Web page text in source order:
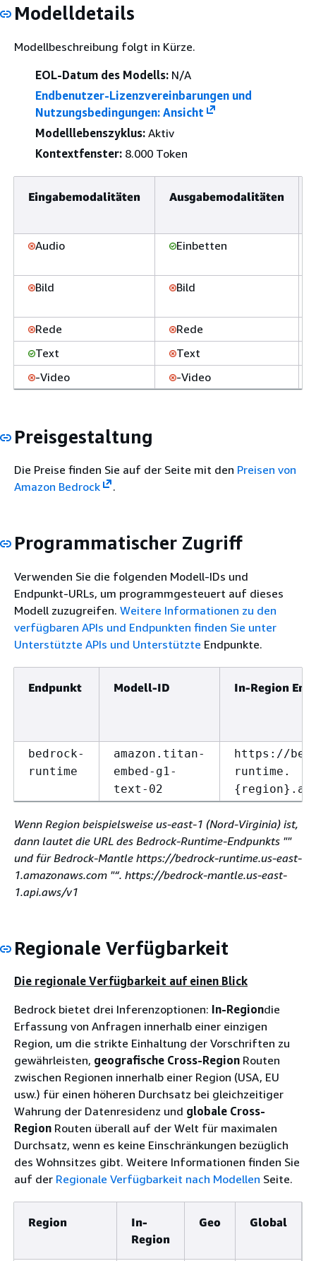
Modelldetails
Modellbeschreibung folgt in Kürze.
EOL-Datum des Modells: N/A
Endbenutzer-Lizenzvereinbarungen und
Nutzungsbedingungen: Ansicht
Modelllebenszyklus: Aktiv
Kontextfenster: 8.000 Token
Eingabemodalitäten Ausgabemodalitäten
Audio Einbetten
Bild Bild
Rede
Rede
Text
Text
-Video
-Video
Preisgestaltung
Die Preise finden Sie auf der Seite mit den Preisen von
Amazon Bedrock
.
Programmatischer Zugriff
Verwenden Sie die folgenden Modell-IDs und
Endpunkt-URLs, um programmgesteuert auf dieses
Modell zuzugreifen. Weitere Informationen zu den
verfügbaren APIs und Endpunkten finden Sie unter
Unterstützte APIs und Unterstützte Endpunkte.
Endpunkt Modell-ID In-Region
bedrock-
runtime
amazon.titan-
embed-g1-
text-02
https://
runtime.
{
Wenn Region beispielsweise us-east-1 (Nord-Virginia) ist,
dann lautet die URL des Bedrock-Runtime-Endpunkts ""
und für Bedrock-Mantle https://bedrock-runtime.us-east-
1.amazonaws.com "“. https://bedrock-mantle.us-east-
1.api.aws/v1
Regionale Verfügbarkeit
Die regionale Verfügbarkeit auf einen Blick
Bedrock bietet drei Inferenzoptionen: In-Regiondie
Erfassung von Anfragen innerhalb einer einzigen
Region, um die strikte Einhaltung der Vorschriften zu
gewährleisten, geografische Cross-Region Routen
zwischen Regionen innerhalb einer Region (USA, EU
usw.) für einen höheren Durchsatz bei gleichzeitiger
Wahrung der Datenresidenz und globale Cross-
Region Routen überall auf der Welt für maximalen
Durchsatz, wenn es keine Einschränkungen bezüglich
des Wohnsitzes gibt. Weitere Informationen finden Sie
auf der Regionale Verfügbarkeit nach Modellen Seite.
Region
In-
Region
Geo Global